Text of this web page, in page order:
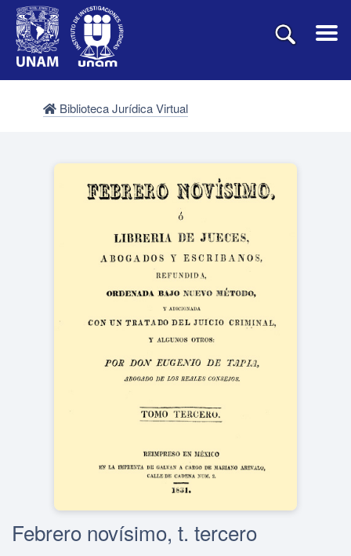
Biblioteca Jurídica Virtual
Febrero novísimo, t. tercero